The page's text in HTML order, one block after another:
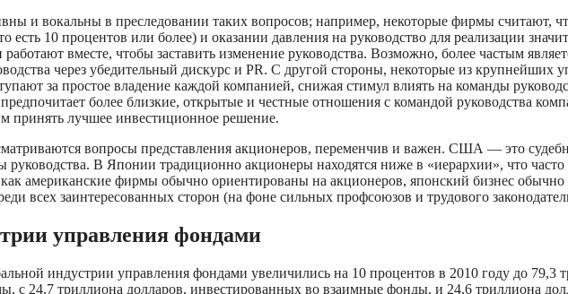
и вокальны в преследовании таких вопросов; например, некоторые фирмы считают,
10 процентов или более) и оказании давления на руководство для реализации
вместе, чтобы заставить изменение руководства. Возможно, более частым
через убедительный дискурс и PR. С другой стороны, некоторые из
за простое владение каждой компанией, снижая стимул влиять на команды
более близкие, открытые и честные отношения с командой руководства
принять лучшее инвестиционное решение.
вопросы представления акционеров, переменчив и важен. США — это
руководства. В Японии традиционно акционеры находятся ниже в «иерархии», что часто
американские фирмы обычно ориентированы на акционеров, японский бизнес обычно
всех заинтересованных сторон (на фоне сильных профсоюзов и трудового
управления фондами
индустрии управления фондами увеличились на 10 процентов в 2010 году до 79,3
с 24,7 триллиона долларов, инвестированных во взаимные фонды, и 24,6 триллиона